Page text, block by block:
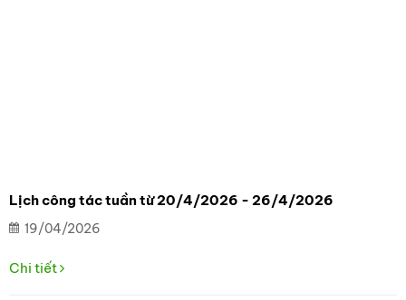
Lịch công tác tuần từ 20/4/2026 - 26/4/2026
19/04/2026
Chi tiết